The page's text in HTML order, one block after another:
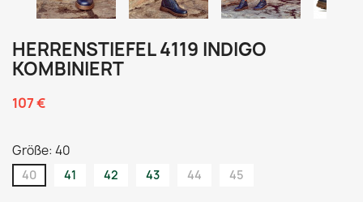
HERRENSTIEFEL 4119 INDIGO
KOMBINIERT
107 €
Größe: 40
40 41 42 43 44 45